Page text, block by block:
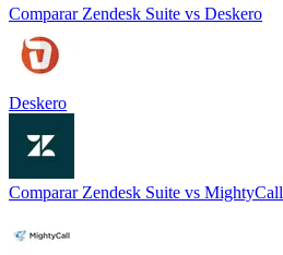
Comparar Zendesk Suite vs Deskero
Deskero
Comparar Zendesk Suite vs MightyCall